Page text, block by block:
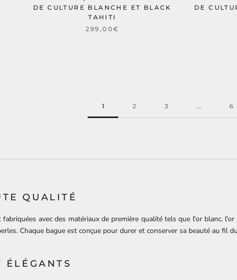
DE CULTURE BLANCHE ET BLACK
TAHITI
299,00€
DE
1 2 3 … 6
QUALITÉ
fabriquées avec des matériaux de première qualité tels que l'or blanc,
Chaque bague est conçue pour durer et conserver sa beauté au fil
ÉLÉGANTS